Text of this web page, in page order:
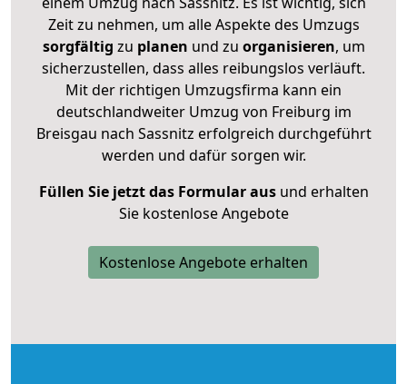
Zeit zu nehmen, um alle Aspekte des Umzugs
sorgfältig zu planen und zu organisieren, um
sicherzustellen, dass alles reibungslos verläuft.
Mit der richtigen Umzugsfirma kann ein
deutschlandweiter Umzug von Freiburg im
Breisgau nach Sassnitz erfolgreich durchgeführt
werden und dafür sorgen wir.
Füllen Sie jetzt das Formular ausund erhalten
Sie kostenlose Angebote
Kostenlose Angebote erhalten